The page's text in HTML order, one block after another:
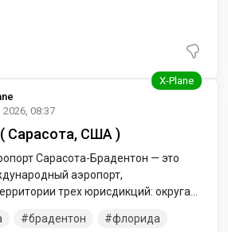
08:37
Сарасота, США )
Сарасота-Брадентон — это
аэропорт,
трех юрисдикций: округа
все в штате Флорида, США.
брадентон
флорида